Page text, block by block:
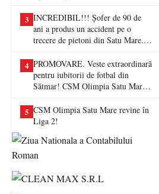
3 INCREDIBIL!!! Șofer de 90 de
ani a produs un accident pe o
trecere de pietoni din Satu Mare. O
4 PROMOVARE. Veste extraordinară
pentru iubitorii de fotbal din
Sătmar! CSM Olimpia Satu Mare
5 CSM Olimpia Satu Mare revine în
Liga 2!